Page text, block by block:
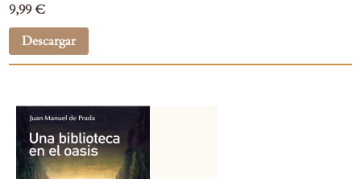
9,99 €
Descargar